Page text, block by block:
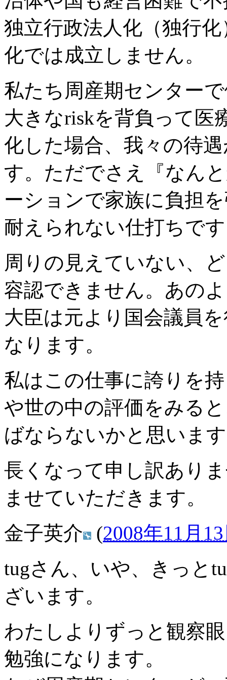
独立行政法人化（独行
化では成立しません。
私たち周産期センター
大きなriskを背負って医
化した場合、我々の待
す。ただでさえ『なん
ーションで家族に負担
耐えられない仕打ちで
周りの見えていない、
容認できません。あの
大臣は元より国会議員
なります。
私はこの仕事に誇りを
や世の中の評価をみる
ばならないかと思いま
長くなって申し訳あり
ませていただきます。
金子英介
(2008年11月
tugさん、いや、きっと
ざいます。
わたしよりずっと観察
勉強になります。